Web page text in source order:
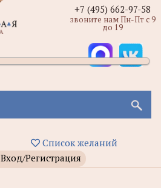
Список желаний
Вход/Регистрация
+7 (495) 662-97-58
звоните нам Пн-Пт с 9
до 19